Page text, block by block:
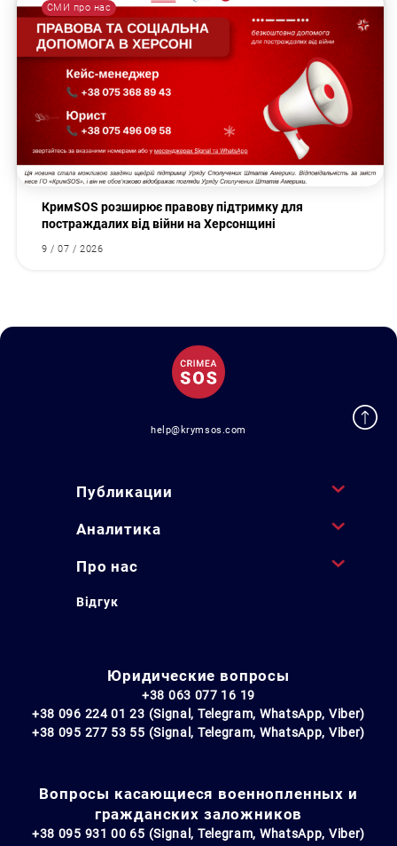
СМИ про нас
КримSOS розширює правову підтримку для
постраждалих від війни на Херсонщині
9 / 07 / 2026
help@krymsos.com
Публикации
Аналитика
Про нас
Відгук
Юридические вопросы
+38 063 077 16 19
+38 096 224 01 23 (Signal, Telegram, WhatsApp, Viber)
+38 095 277 53 55 (Signal, Telegram, WhatsApp, Viber)
Вопросы касающиеся военнопленных и
гражданских заложников
+38 095 931 00 65 (Signal, Telegram, WhatsApp, Viber)